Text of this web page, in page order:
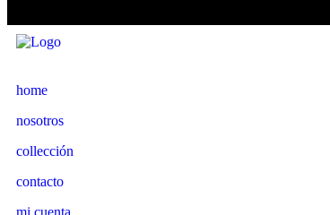
home
nosotros
collección
contacto
mi cuenta